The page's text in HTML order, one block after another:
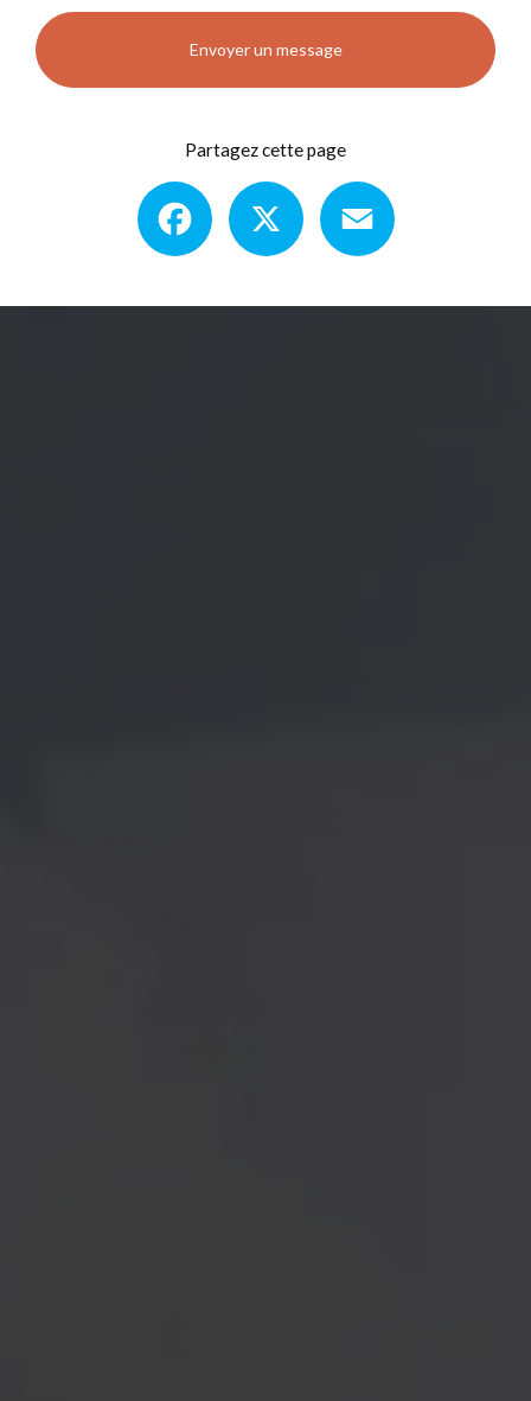
Envoyer un message
Partagez cette page
Facebook